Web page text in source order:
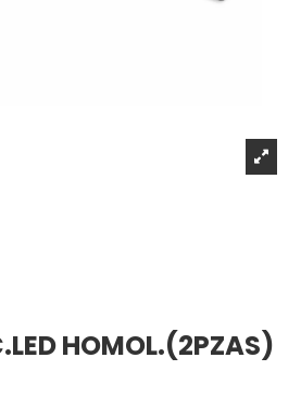
HOMOL.(2PZAS)